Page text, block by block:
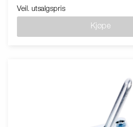
Veil. utsalgspris
Kjøpe